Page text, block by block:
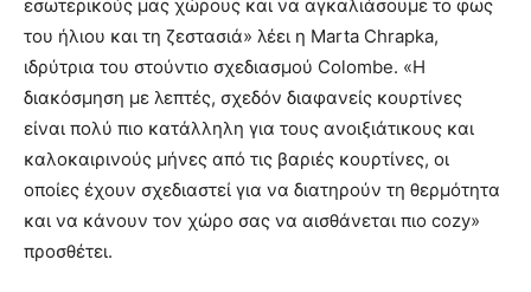
εσωτερικούς μας χώρους και να αγκαλιάσουμε το φως
του ήλιου και τη ζεστασιά» λέει η Marta Chrapka,
ιδρύτρια του στούντιο σχεδιασμού Colombe. «Η
διακόσμηση με λεπτές, σχεδόν διαφανείς κουρτίνες
είναι πολύ πιο κατάλληλη για τους ανοιξιάτικους και
καλοκαιρινούς μήνες από τις βαριές κουρτίνες, οι
οποίες έχουν σχεδιαστεί για να διατηρούν τη θερμότητα
και να κάνουν τον χώρο σας να αισθάνεται πιο cozy»
προσθέτει.